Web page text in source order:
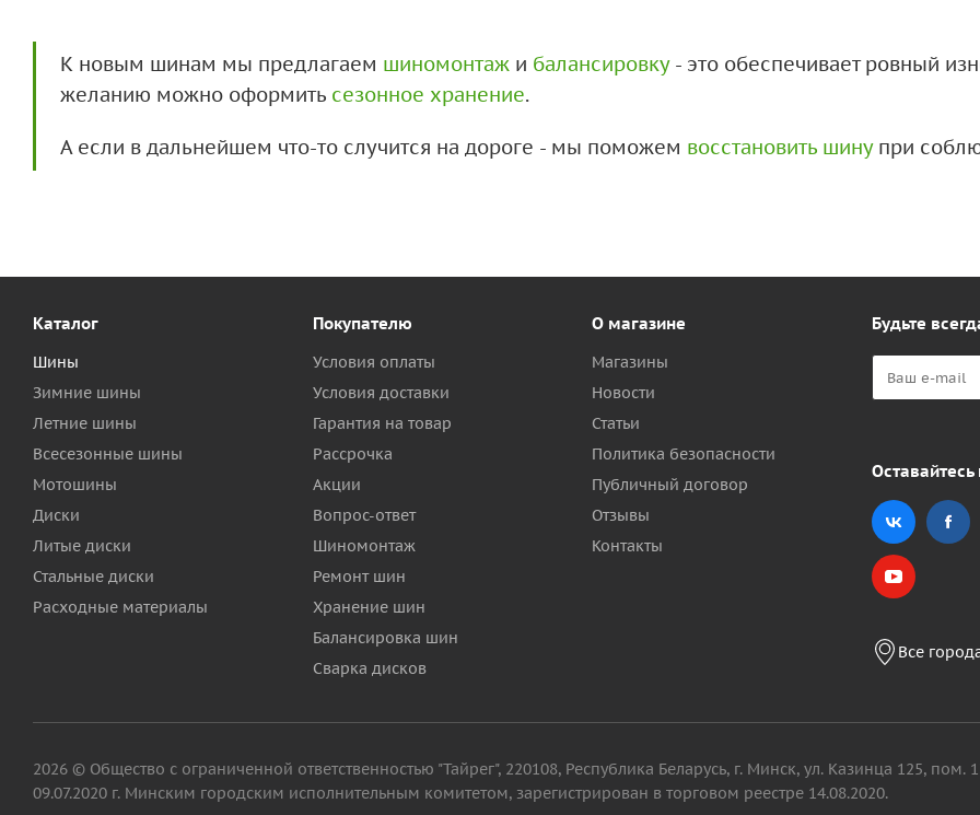
К новым шинам мы предлагаем шиномонтаж и балансировку- это обеспечивает ровный
желанию можно оформить сезонное хранение.
А если в дальнейшем что-то случится на дороге - мы поможем восстановить шинупри
Каталог
Шины
Зимние шины
Летние шины
Всесезонные шины
Мотошины
Диски
Литые диски
Стальные диски
Расходные материалы
Покупателю
Условия оплаты
Условия доставки
Гарантия на товар
Рассрочка
Акции
Вопрос-ответ
Шиномонтаж
Ремонт шин
Хранение шин
Балансировка шин
Сварка дисков
О магазине
Магазины
Новости
Статьи
Политика безопасности
Публичный договор
Отзывы
Контакты
Будьте
Оставайтесь
Все
2026 © Общество с ограниченной ответственностью "Тайрег", 220108, Республика Беларусь, г. Минск, ул. Казинца 125,
09.07.2020 г. Минским городским исполнительным комитетом, зарегистрирован в торговом реестре 14.08.2020.